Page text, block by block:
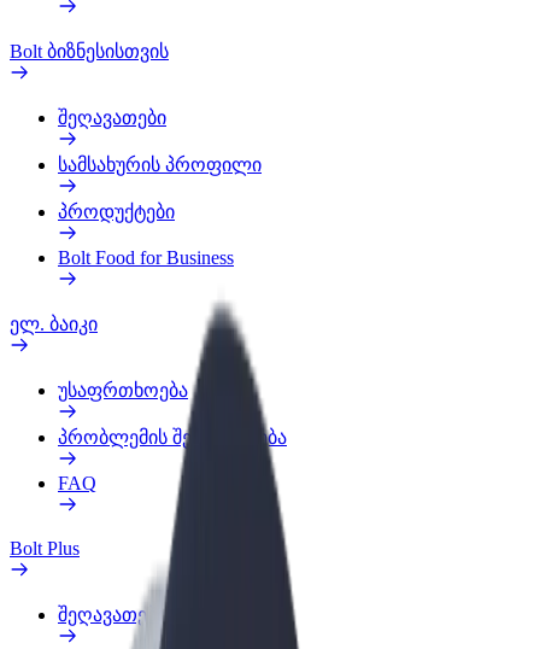
Bolt ბიზნესისთვის
შეღავათები
სამსახურის პროფილი
პროდუქტები
Bolt Food for Business
ელ. ბაიკი
უსაფრთხოება
პრობლემის შეტყობინება
FAQ
Bolt Plus
შეღავათები